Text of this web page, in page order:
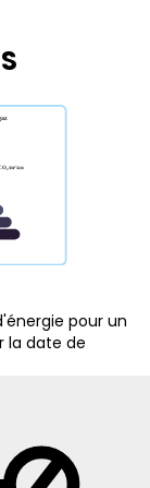
pour un
la date de